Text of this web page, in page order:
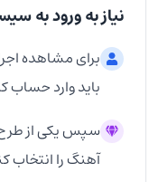
نیاز به ورود به
برای مشاهده
باید وارد حساب
سپس یکی از
آهنگ را انتخاب